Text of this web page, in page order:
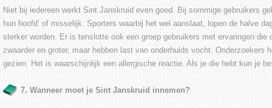
Niet bij iedereen werkt Sint Janskruid even goed. Bij sommige gebruikers
hun hoofd’ of misselijk. Sporters waarbij het wel aanslaat, lopen de halve
sterker worden. Er is tenslotte ook een groep gebruikers met ervaringen die
zwaarder en groter, maar hebben last van onderhuids vocht. Onderzoekers
gezien. Het is waarschijnlijk een allergische reactie. Als je die hebt kun je
7. Wanneer moet je Sint Janskruid innemen?